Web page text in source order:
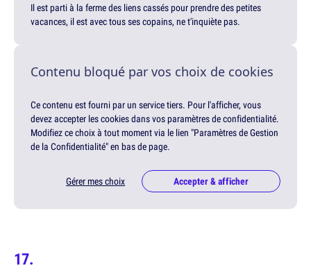
Il est parti à la ferme des liens cassés pour prendre des petites
vacances, il est avec tous ses copains, ne t'inquiète pas.
Contenu bloqué par vos choix de cookies
Ce contenu est fourni par un service tiers. Pour l'afficher, vous
devez accepter les cookies dans vos paramètres de confidentialité.
Modifiez ce choix à tout moment via le lien "Paramètres de Gestion
de la Confidentialité" en bas de page.
Gérer mes choix Accepter & afficher